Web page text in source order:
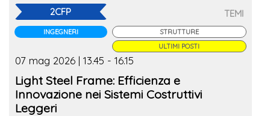
2CFP
INGEGNERI
TEMI
STRUTTURE
ULTIMI POSTI
07 mag 2026 | 13.45 - 16.15
Light Steel Frame: Efficienza e
Innovazione nei Sistemi Costruttivi
Leggeri